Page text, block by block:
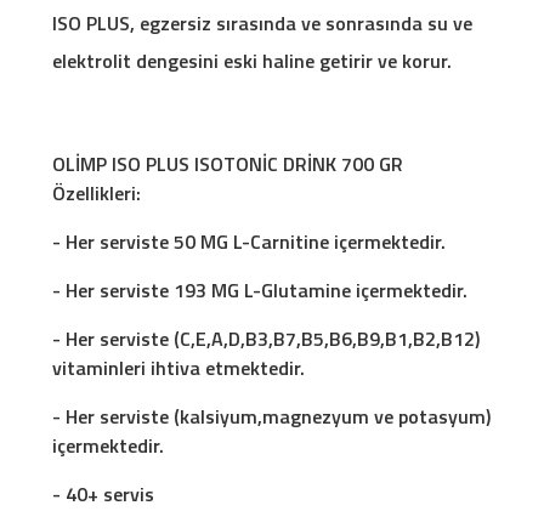
ISO PLUS, egzersiz sırasında ve sonrasında su ve
elektrolit dengesini eski haline getirir ve korur.
OLİMP ISO PLUS ISOTONİC DRİNK 700 GR
Özellikleri:
- Her serviste 50 MG L-Carnitine içermektedir.
- Her serviste 193 MG L-Glutamine içermektedir.
- Her serviste (C,E,A,D,B3,B7,B5,B6,B9,B1,B2,B12)
vitaminleri ihtiva etmektedir.
- Her serviste (kalsiyum,magnezyum ve potasyum)
içermektedir.
- 40+ servis